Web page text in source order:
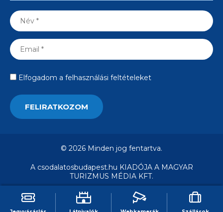
Elfogadom a felhasználási feltételeket
© 2026 Minden jog fentartva.
A csodalatosbudapest.hu KIADÓJA A MAGYAR
TURIZMUS MÉDIA KFT.